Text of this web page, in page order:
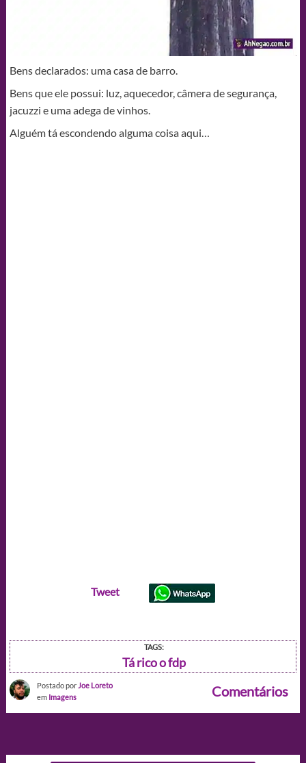
Bens declarados: uma casa de barro.
Bens que ele possui: luz, aquecedor, câmera de segurança,
jacuzzi e uma adega de vinhos.
Alguém tá escondendo alguma coisa aqui…
Tweet
TAGS:
Tá rico o fdp
Postado por Joe Loreto
em Imagens Comentários